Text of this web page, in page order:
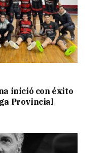
inició con éxito
Provincial